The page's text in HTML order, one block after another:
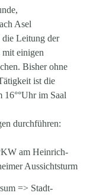
Asel
die Leitung der
mit einigen
Bisher ohne
ist die
16°°Uhr im Saal
durchführen:
am Heinrich-
Aussichtsturm
=> Stadt-